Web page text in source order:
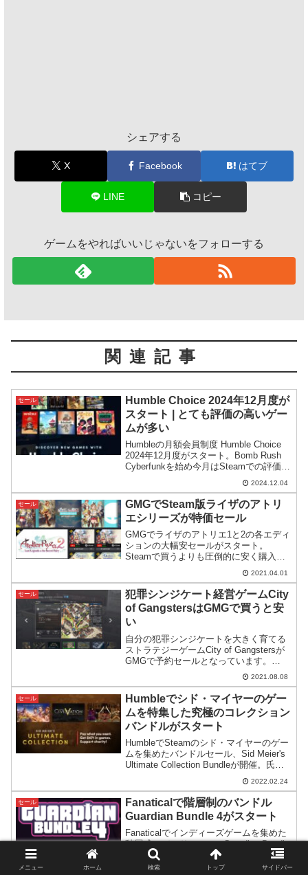
シェアする
X Facebook はてブ
LINE コピー
ゲームをやればいいじゃないをフォローする
関連記事
セール
Humble Choice 2024年12月度が
スタート | とても評価の高いゲー
ムが多い
Humbleの月額会員制度 Humble Choice
2024年12月度がスタート。Bomb Rush
Cyberfunkを始め今月はSteamでの評価が
とても高いゲームが多く盛り込まれてい
2024.12.04
セール
GMGでSteam版ライザのアトリ
エシリーズが特価セール
GMGでライザのアトリエ1と2の各エディ
ションの大幅安セールがスタート。
Steamで買うよりも圧倒的に安く購入で
きます。ライザシリーズをコストを抑え
2021.04.01
セール
犯罪シンジケート経営ゲームCity
of GangstersはGMGで買うと安
い
自分の犯罪シンジケートを大きく育てる
ストラテジーゲームCity of Gangstersが
GMGで予約セールとなっています。
Steamで購入するよりも安いようです。
2021.08.08
セール
Humbleでシド・マイヤーのゲー
ムを特集した究極のコレクション
バンドルがスタート
HumbleでSteamのシド・マイヤーのゲー
ムを集めたバンドルセール、Sid Meier's
Ultimate Collection Bundleが開催。氏が
手掛けたクラシカルなゲームをはじめ、
Civシリーズのコンテンツを揃えるチャン
ス。
2022.02.24
セール
Fanaticalで階層制のバンドル
Guardian Bundle 4がスタート
Fanaticalでインディーズゲームを集めた
階層式のバンドルセールGuardian Bundle
4がスタート。最上位コースでも750円ほ
どと低額で、含まれるゲームもそこそこ
2021.10.28
メニュー ホーム 検索 トップ サイドバー